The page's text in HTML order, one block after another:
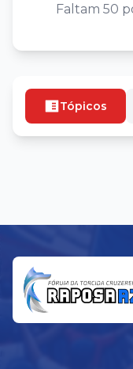
Faltam 50
Tópicos